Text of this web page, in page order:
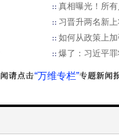
真相曝光！所
习晋升两名新
如何从政策上
爆了：习近平
“万维专栏”